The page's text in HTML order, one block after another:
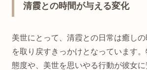
清霞との時間が与える変化
美世にとって、清霞との日常は癒し
を取り戻すきっかけとなっています
態度や、美世を思いやる行動が彼女